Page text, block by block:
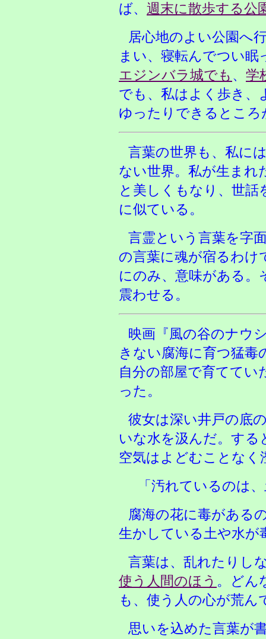
ば、 週末に散歩する公
居心地のよい公園へ
まい、寝転んでつい眠
エジンバラ城でも 、 学
でも、私はよく歩き、
ゆったりできるとこ
言葉の世界も、私に
ない世界。私が生まれ
と美しくもなり、世
に似ている。
言霊という言葉を字
の言葉に魂が宿るわけ
にのみ、意味がある。
震わせる。
映画『風の谷のナウ
きない腐海に育つ猛
自分の部屋で育ててい
った。
彼女は深い井戸の底
いな水を汲んだ。する
空気はよどむことな
「汚れているのは
腐海の花に毒がある
生かしている土や水が
言葉は、乱れたりし
使う人間のほう 。どん
も、使う人の心が荒
思いを込めた言葉が